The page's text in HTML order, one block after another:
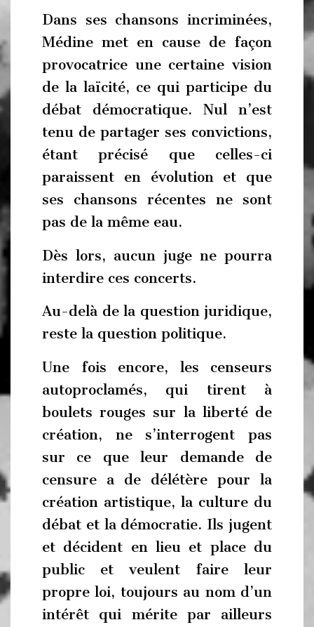
Dans ses chansons incriminées,
Médine met en cause de façon
provocatrice une certaine vision
de la laïcité, ce qui participe du
débat démocratique. Nul n’est
tenu de partager ses convictions,
étant précisé que celles-ci
paraissent en évolution et que
ses chansons récentes ne sont
pas de la même eau.
Dès lors, aucun juge ne pourra
interdire ces concerts.
Au-delà de la question juridique,
reste la question politique.
Une fois encore, les censeurs
autoproclamés, qui tirent à
boulets rouges sur la liberté de
création, ne s’interrogent pas
sur ce que leur demande de
censure a de délétère pour la
création artistique, la culture du
débat et la démocratie. Ils jugent
et décident en lieu et place du
public et veulent faire leur
propre loi, toujours au nom d’un
intérêt qui mérite par ailleurs